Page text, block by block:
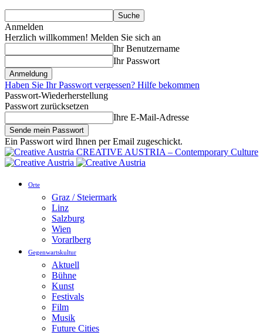
Anmelden
Herzlich willkommen! Melden Sie sich an
Ihr Benutzername
Ihr Passwort
Haben Sie Ihr Passwort vergessen? Hilfe bekommen
Passwort-Wiederherstellung
Passwort zurücksetzen
Ihre E-Mail-Adresse
Ein Passwort wird Ihnen per Email zugeschickt.
CREATIVE AUSTRIA – Contemporary Culture
Orte
Graz / Steiermark
Linz
Salzburg
Wien
Vorarlberg
Gegenwartskultur
Aktuell
Bühne
Kunst
Festivals
Film
Musik
Future Cities